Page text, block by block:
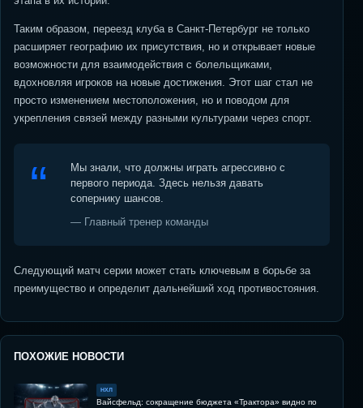
Таким образом, переезд клуба в Санкт-Петербург не только
расширяет географию их присутствия, но и открывает новые
возможности для взаимодействия с болельщиками,
вдохновляя игроков на новые достижения. Этот шаг стал не
просто изменением местоположения, но и поводом для
укрепления связей между разными культурами через спорт.
Мы знали, что должны играть агрессивно с
первого периода. Здесь нельзя давать
сопернику шансов.
— Главный тренер команды
Следующий матч серии может стать ключевым в борьбе за
преимущество и определит дальнейший ход противостояния.
ПОХОЖИЕ НОВОСТИ
НХЛ
Вайсфельд: сокращение бюджета «Трактора» видно по